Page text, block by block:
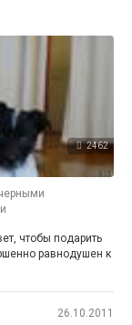
2462
чтобы подарить
равнодушен к
26.10.2011